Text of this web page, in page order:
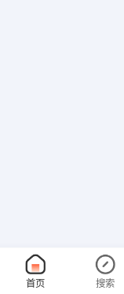
首页 搜索